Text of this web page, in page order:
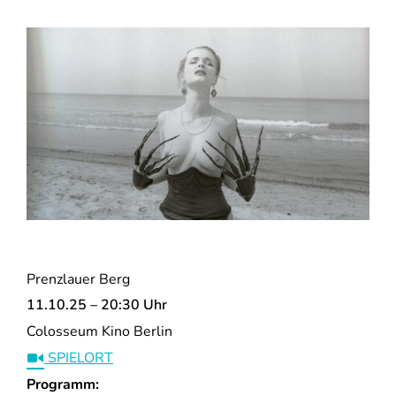
Prenzlauer Berg
11.10.25 – 20:30 Uhr
Colosseum Kino Berlin
SPIELORT
Programm: